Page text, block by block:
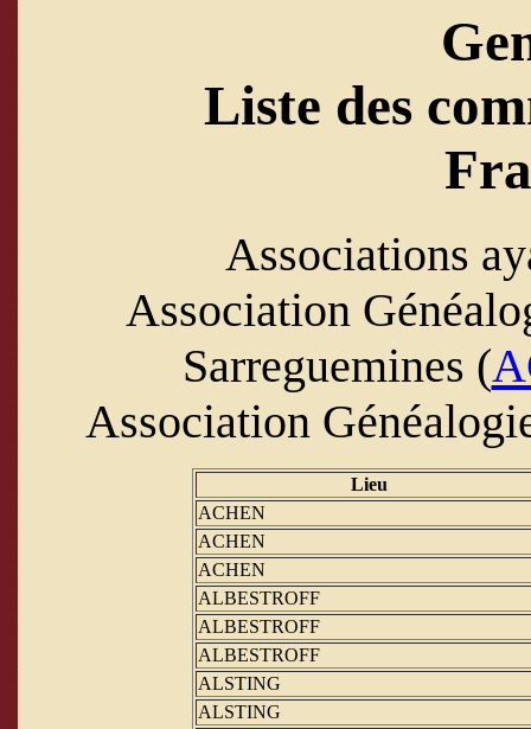
Liste des
Associations
Association
Sarreguemines (
Association
Lieu
ACHEN
ACHEN
ACHEN
ALBESTROFF
ALBESTROFF
ALBESTROFF
ALSTING
ALSTING